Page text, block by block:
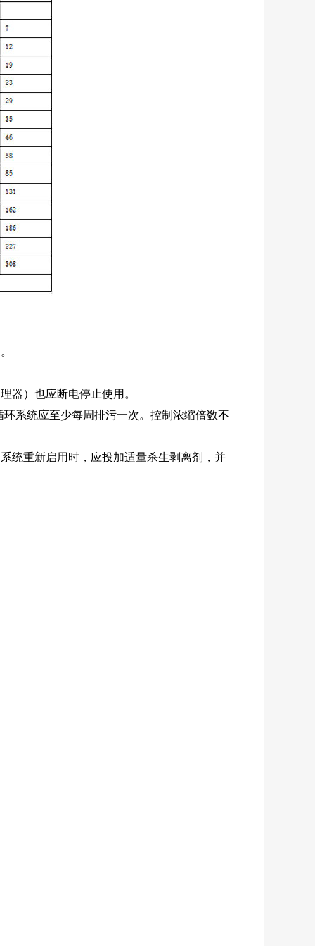
）也应断电停止使用。
系统应至少每周排污一次。控制浓缩倍数不
统重新启用时，应投加适量杀生剥离剂，并